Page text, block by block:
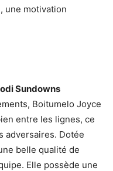
une motivation
Sundowns
Boitumelo Joyce
entre les lignes, ce
adversaires. Dotée
belle qualité de
Elle possède une